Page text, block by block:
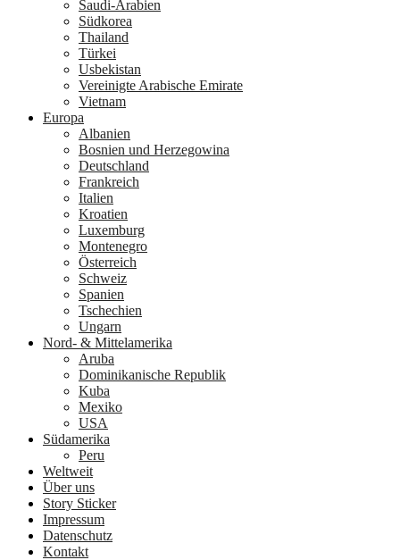
Saudi-Arabien
Südkorea
Thailand
Türkei
Usbekistan
Vereinigte Arabische Emirate
Vietnam
Europa
Albanien
Bosnien und Herzegowina
Deutschland
Frankreich
Italien
Kroatien
Luxemburg
Montenegro
Österreich
Schweiz
Spanien
Tschechien
Ungarn
Nord- & Mittelamerika
Aruba
Dominikanische Republik
Kuba
Mexiko
USA
Südamerika
Peru
Weltweit
Über uns
Story Sticker
Impressum
Datenschutz
Kontakt